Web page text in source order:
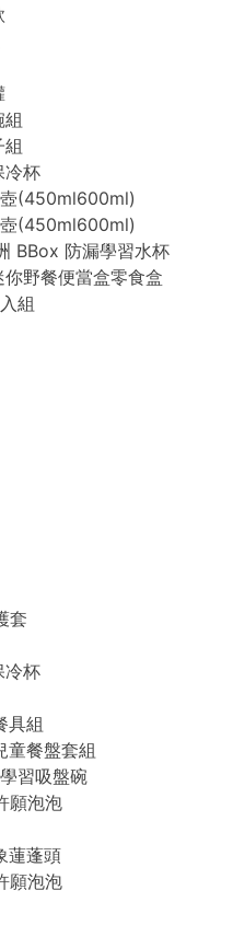
冷杯
(450ml600ml)
(450ml600ml)
BBox 防漏學習水杯
野餐便當盒零食盒
組
套
冷杯
具組
餐盤套組
習吸盤碗
願泡泡
蓮蓬頭
願泡泡